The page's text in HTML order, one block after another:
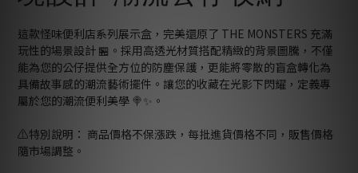
這款怪味便利店系列展示盒，完美還原了 THE MONSTERS 充滿
玩性的場景設計 🏪。採用高透光材質搭配精緻的背景圖騰，不僅
能為您的公仔提供全方位的防塵保護，更能將零散的盲盒轉化為
具備故事感的潮流藝術擺件。讓您的收藏在光影下閃耀，定義專
屬於您的潮流便利美學 🍭✨。
⚠️特別說明： 商品價格不保漲跌，每批進貨價格不同，販售價格
隨市場調整。